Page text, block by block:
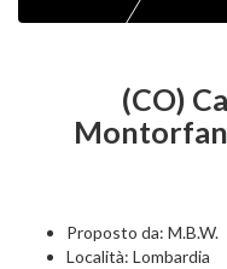
(CO)
Proposto da: M.B.W.
Località: Lombardia